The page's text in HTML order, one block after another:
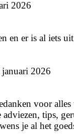
2026
en er is al iets
2026
voor
tips,
je al het